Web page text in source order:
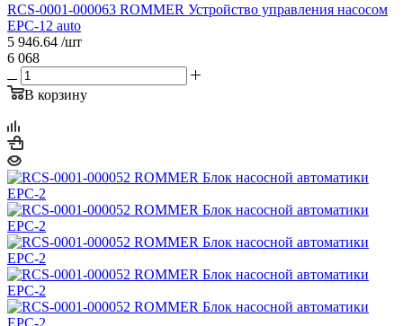
RCS-0001-000063 ROMMER Устройство управления насосом
EPC-12 auto
5 946.64 /шт
6 068
В корзину